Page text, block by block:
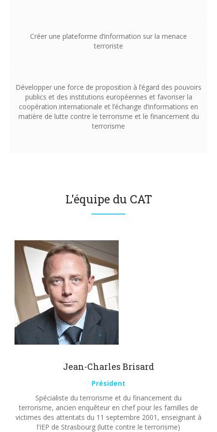
Créer une plateforme d’information sur la menace
terroriste
Développer une force de proposition à l’égard des pouvoirs
publics et des institutions européennes et favoriser la
coopération internationale et l’échange d’informations en
matière de lutte contre le terrorisme et le financement du
terrorisme
L'équipe du CAT
Jean-Charles Brisard
Président
Spécialiste du terrorisme et du financement du
terrorisme, ancien enquêteur en chef pour les familles de
victimes des attentats du 11 septembre 2001, enseignant à
l’IEP de Strasbourg (lutte contre le terrorisme)